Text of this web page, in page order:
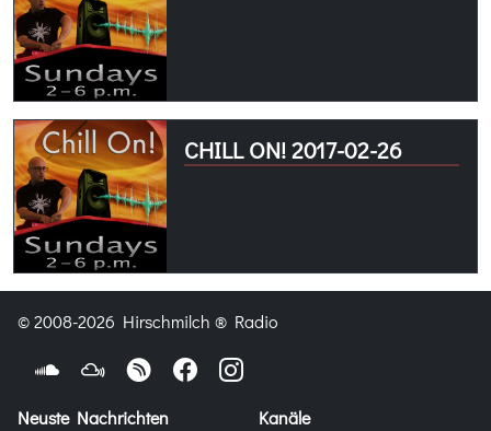
CHILL ON! 2017-02-26
© 2008-2026 Hirschmilch ® Radio
Neuste Nachrichten
Kanäle